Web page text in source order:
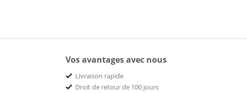
Vos avantages avec nous
Livraison rapide
Droit de retour de 100 jours